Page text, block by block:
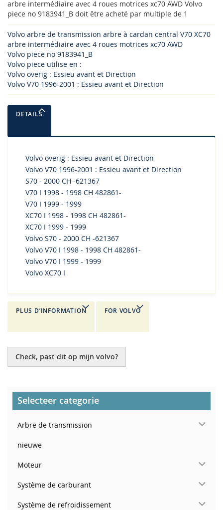
arbre intermédiaire avec 4 roues motrices xc70 AWD Volvo
piece no 9183941_B doit être acheté par multiple de 1
Volvo arbre de transmission arbre à cardan central V70 XC70
arbre intermédiaire avec 4 roues motrices xc70 AWD
Volvo piece no 9183941_B
Volvo piece utilise en :
Volvo overig : Essieu avant et Direction
Volvo V70 1996-2001 : Essieu avant et Direction
DETAILS
Volvo overig : Essieu avant et Direction
Volvo V70 1996-2001 : Essieu avant et Direction
S70 - 2000 CH -621367
V70 I 1998 - 1998 CH 482861-
V70 I 1999 - 1999
XC70 I 1998 - 1998 CH 482861-
XC70 I 1999 - 1999
Volvo S70 - 2000 CH -621367
Volvo V70 I 1998 - 1998 CH 482861-
Volvo V70 I 1999 - 1999
Volvo XC70 I
PLUS D’INFORMATION FOR VOLVO
Check, past dit op mijn volvo?
Selecteer categorie
Arbre de transmission
nieuwe
Moteur
Système de carburant
Système de refroidissement